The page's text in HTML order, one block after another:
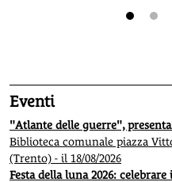
Eventi
"Atlante delle guerre",
Biblioteca comunale piazza
(Trento) - il 18/08/2026
Festa della luna 2026: